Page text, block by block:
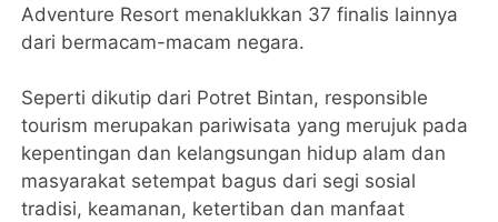
Adventure Resort menaklukkan 37 finalis lainnya
dari bermacam-macam negara.
Seperti dikutip dari Potret Bintan, responsible
tourism merupakan pariwisata yang merujuk pada
kepentingan dan kelangsungan hidup alam dan
masyarakat setempat bagus dari segi sosial
tradisi, keamanan, ketertiban dan manfaat